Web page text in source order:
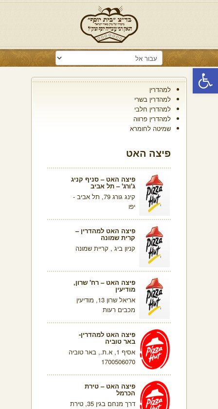
פתח סרגל נגישות
למהדרין
למהדרין בשרי
למהדרין חלבי
למהדרין פרווה
שמיטה לחומרא
פיצה האט
פיצה האט – סניף קניג
ג'ורג' – תל אביב
קינג גורג 79, תל אביב -
יפו
פיצה האט למהדרין –
קרית שמונה
קניון ביג , קריית שמונה
פיצה האט – רח' שרון,
מודיעין
אריאל שרון 13, מודיעין
מכבים רעות
פיצה האט למהדרין-
באר טוביה
אסיף 1, א.ת., באר טוביה
1700506070
פיצה האט – טירת
הכרמל
דרך מנחם בגין 35, טירת